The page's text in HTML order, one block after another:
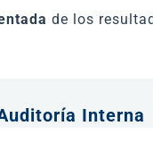
de los
Interna